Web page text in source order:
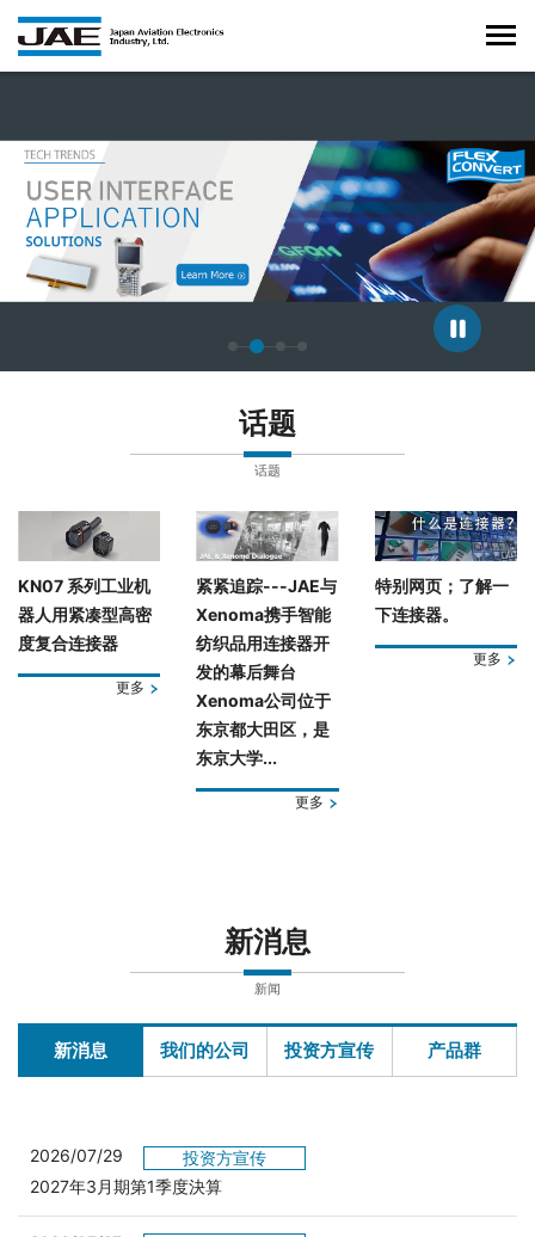
话题
话题
KN07 系列工业机
器人用紧凑型高密
度复合连接器
更多
紧紧追踪---JAE与
Xenoma携手智能
纺织品用连接器开
发的幕后舞台
Xenoma公司位于
东京都大田区，是
东京大学...
更多
特别网页；了解一
下连接器。
更多
新消息
新闻
新消息 我们的公司 投资方宣传 产品群
2026/07/29
投资方宣传
2027年3月期第1季度決算